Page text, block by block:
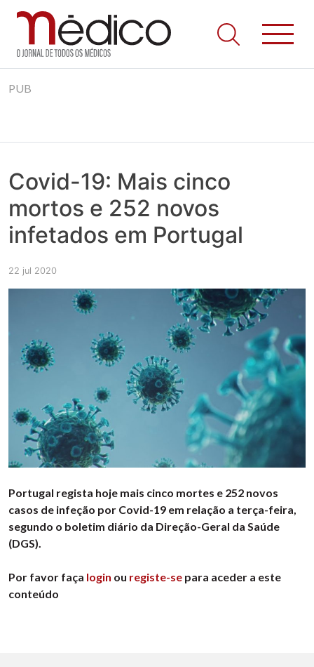
to
Jornal Médico
Médico – O Jornal de Todos os Médicos. Onde as notícias
realmente contam! Tudo o que se passa na Saúde!
PUB
Covid-19: Mais cinco
mortos e 252 novos
infetados em Portugal
22 jul 2020
Portugal regista hoje mais cinco mortes e 252 novos
casos de infeção por Covid-19 em relação a terça-feira,
segundo o boletim diário da Direção-Geral da Saúde
(DGS).
Por favor faça login ou registe-se para aceder a este
conteúdo